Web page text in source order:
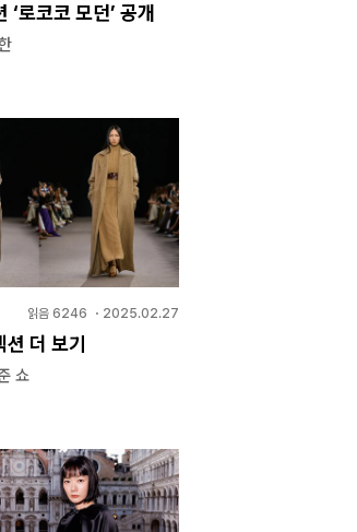
로코코 모던’ 공개
읽음 6246 ・ 2025.02.27
더 보기
쇼